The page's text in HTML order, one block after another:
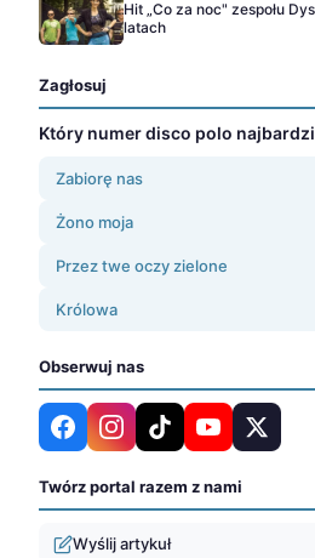
Hit „Co za noc" zespołu
latach
Zagłosuj
Który numer disco polo
Zabiorę nas
Żono moja
Przez twe oczy zielone
Królowa
Obserwuj nas
Twórz portal razem z nami
Wyślij artykuł